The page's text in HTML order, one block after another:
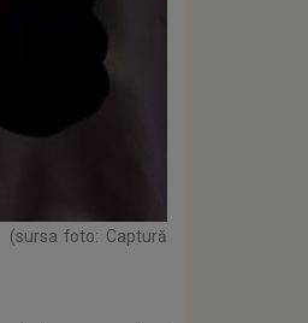
(sursa foto: Captură